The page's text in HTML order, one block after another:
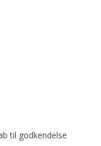
til godkendelse